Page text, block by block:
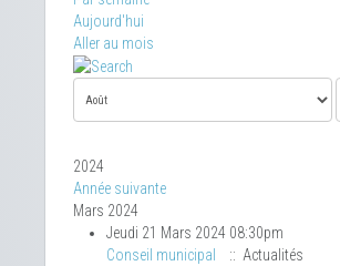
Aujourd'hui
Aller au mois
2024
Année suivante
Mars 2024
Jeudi 21 Mars 2024 08:30pm
Conseil municipal
:: Actualités